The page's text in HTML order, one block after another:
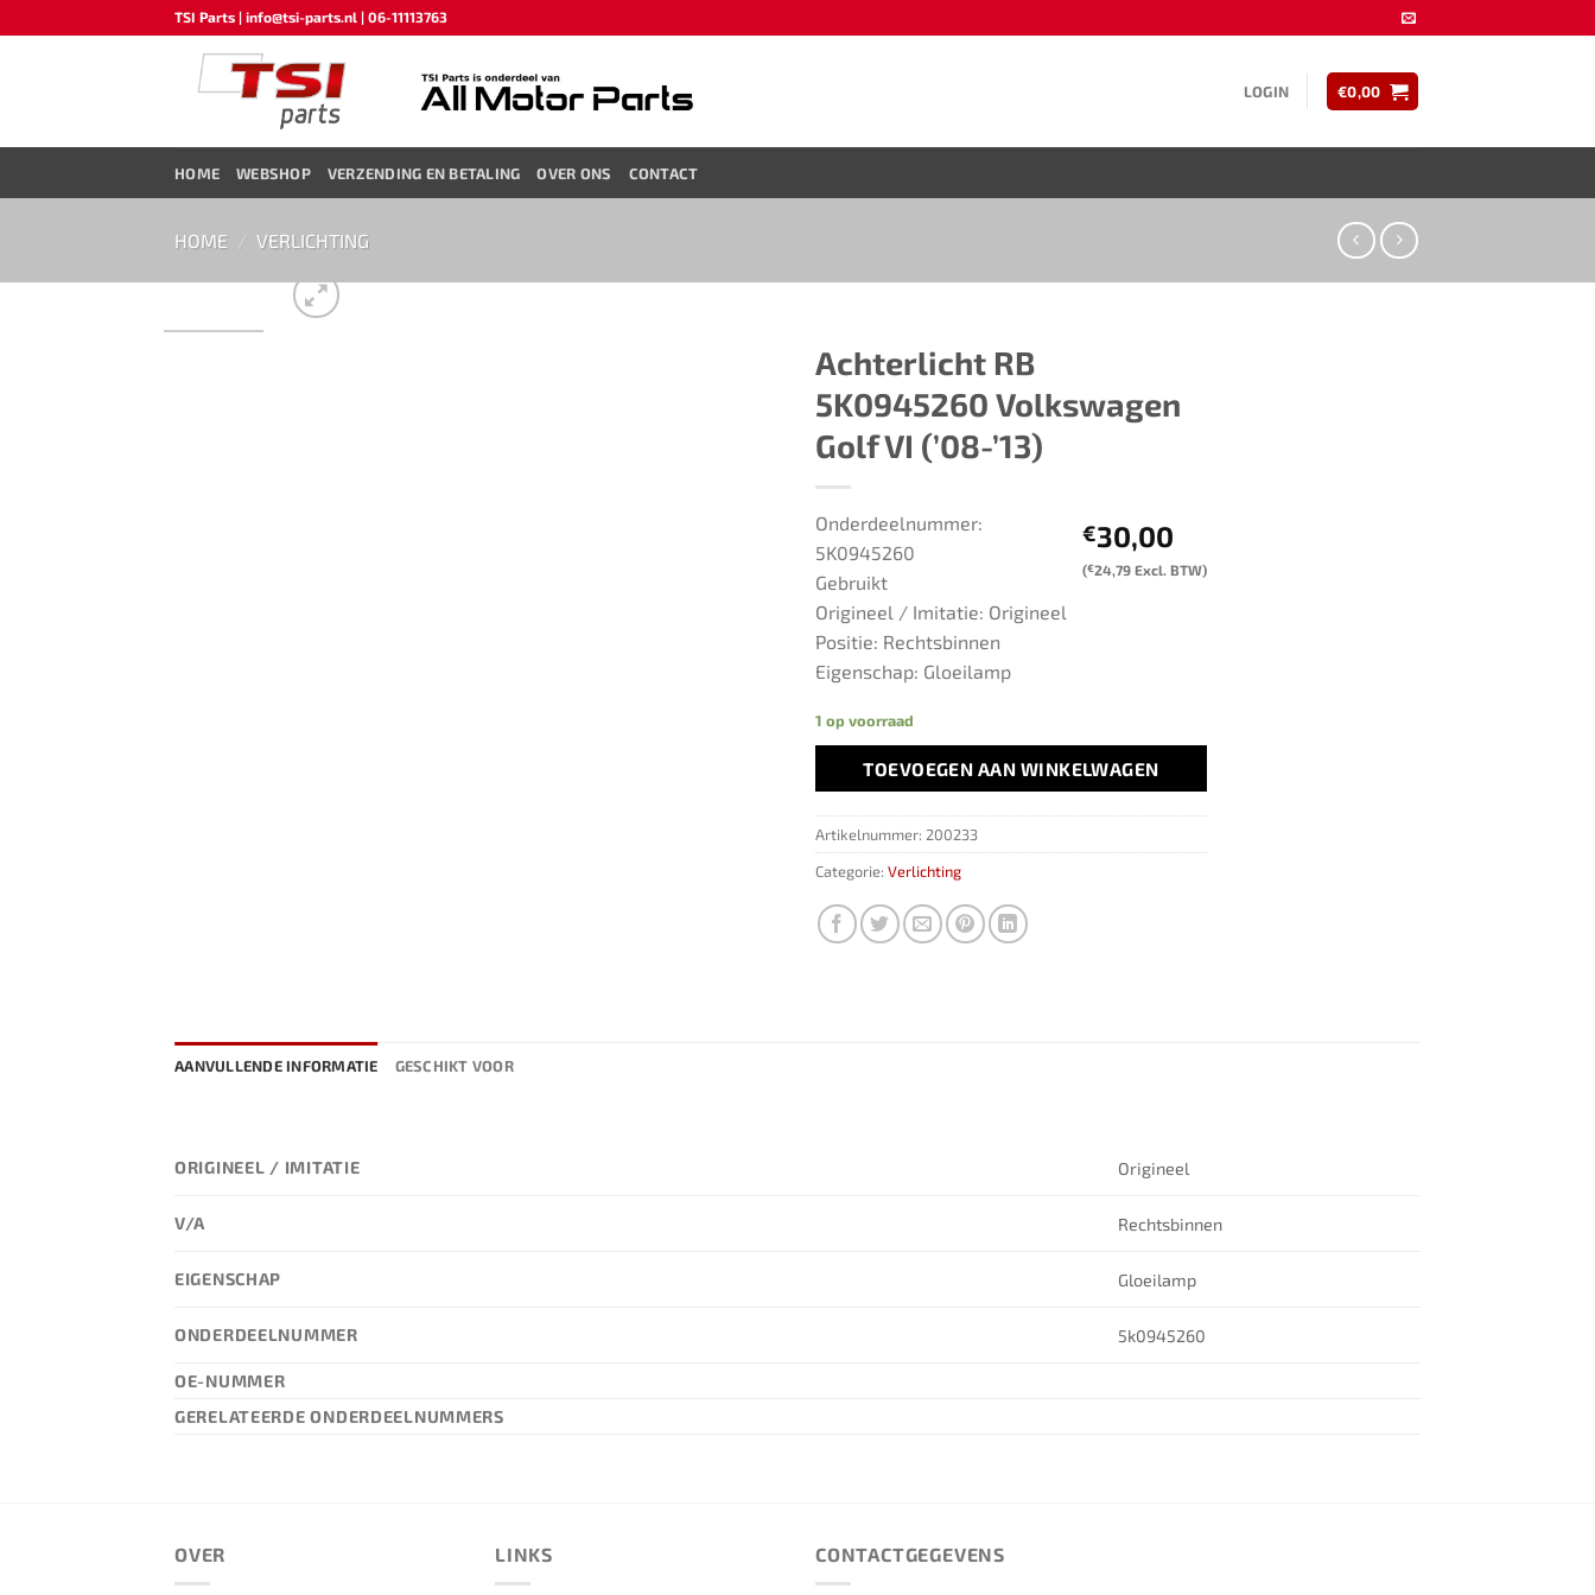
naar
TSI Parts | info@tsi-parts.nl | 06-11113763
LOGIN €0,00
HOME WEBSHOP VERZENDING EN BETALING OVER ONS CONTACT
HOME / VERLICHTING
Achterlicht RB ​​
5K0945260​ ​​Volkswagen
Golf VI (’08-’13)​
€30,00
(€24,79 Excl. BTW)
Onderdeelnummer:
5K0945260
Gebruikt
Origineel / Imitatie: Origineel
Positie: Rechtsbinnen
Eigenschap: Gloeilamp
1 op voorraad
TOEVOEGEN AAN WINKELWAGEN
Artikelnummer: 200233
Categorie: Verlichting
AANVULLENDE INFORMATIE GESCHIKT VOOR
ORIGINEEL / IMITATIE Origineel
V/A Rechtsbinnen
EIGENSCHAP Gloeilamp
ONDERDEELNUMMER 5k0945260
OE-NUMMER
GERELATEERDE ONDERDEELNUMMERS
OVER LINKS CONTACTGEGEVENS